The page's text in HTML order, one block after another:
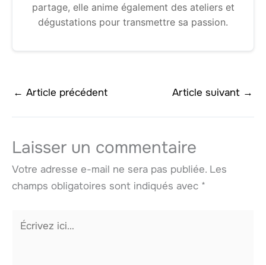
partage, elle anime également des ateliers et
dégustations pour transmettre sa passion.
← Article précédent Article suivant →
Laisser un commentaire
Votre adresse e-mail ne sera pas publiée. Les
champs obligatoires sont indiqués avec *
Écrivez